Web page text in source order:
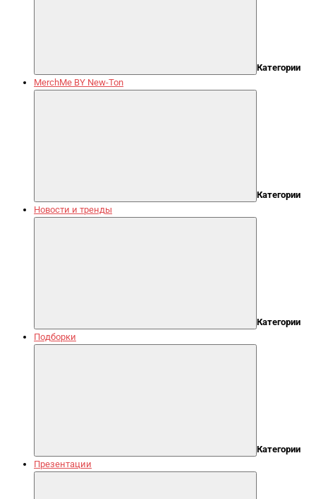
Категории
MerchMe BY New-Ton
Категории
Новости и тренды
Категории
Подборки
Категории
Презентации